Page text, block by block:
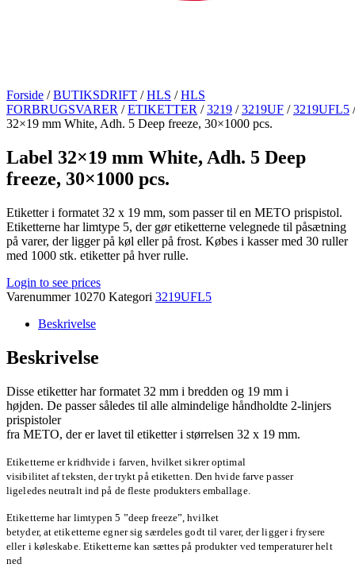
Forside /BUTIKSDRIFT /HLS /HLS
FORBRUGSVARER /ETIKETTER /3219 /3219UF /3219UFL5
32×19 mm White, Adh. 5 Deep freeze, 30×1000 pcs.
Label 32×19 mm White, Adh. 5 Deep
freeze, 30×1000 pcs.
Etiketter i formatet 32 x 19 mm, som passer til en METO prispistol.
Etiketterne har limtype 5, der gør etiketterne velegnede til påsætning
på varer, der ligger på køl eller på frost. Købes i kasser med 30 ruller
med 1000 stk. etiketter på hver rulle.
Login to see prices
Varenummer 10270 Kategori 3219UFL5
Beskrivelse
Beskrivelse
Disse etiketter har formatet 32 mm i bredden og 19 mm i
højden. De passer således til alle almindelige håndholdte 2-linjers
prispistoler
fra METO, der er lavet til etiketter i størrelsen 32 x 19 mm.
Etiketterne er kridhvide i farven, hvilket sikrer optimal
visibilitet af teksten, der trykt på etiketten. Den hvide farve passer
ligeledes neutralt ind på de fleste produkters emballage.
Etiketterne har limtypen 5 ”deep freeze”, hvilket
betyder, at etiketterne egner sig særdeles godt til varer, der ligger i frysere
eller i køleskabe. Etiketterne kan sættes på produkter ved temperaturer helt
ned